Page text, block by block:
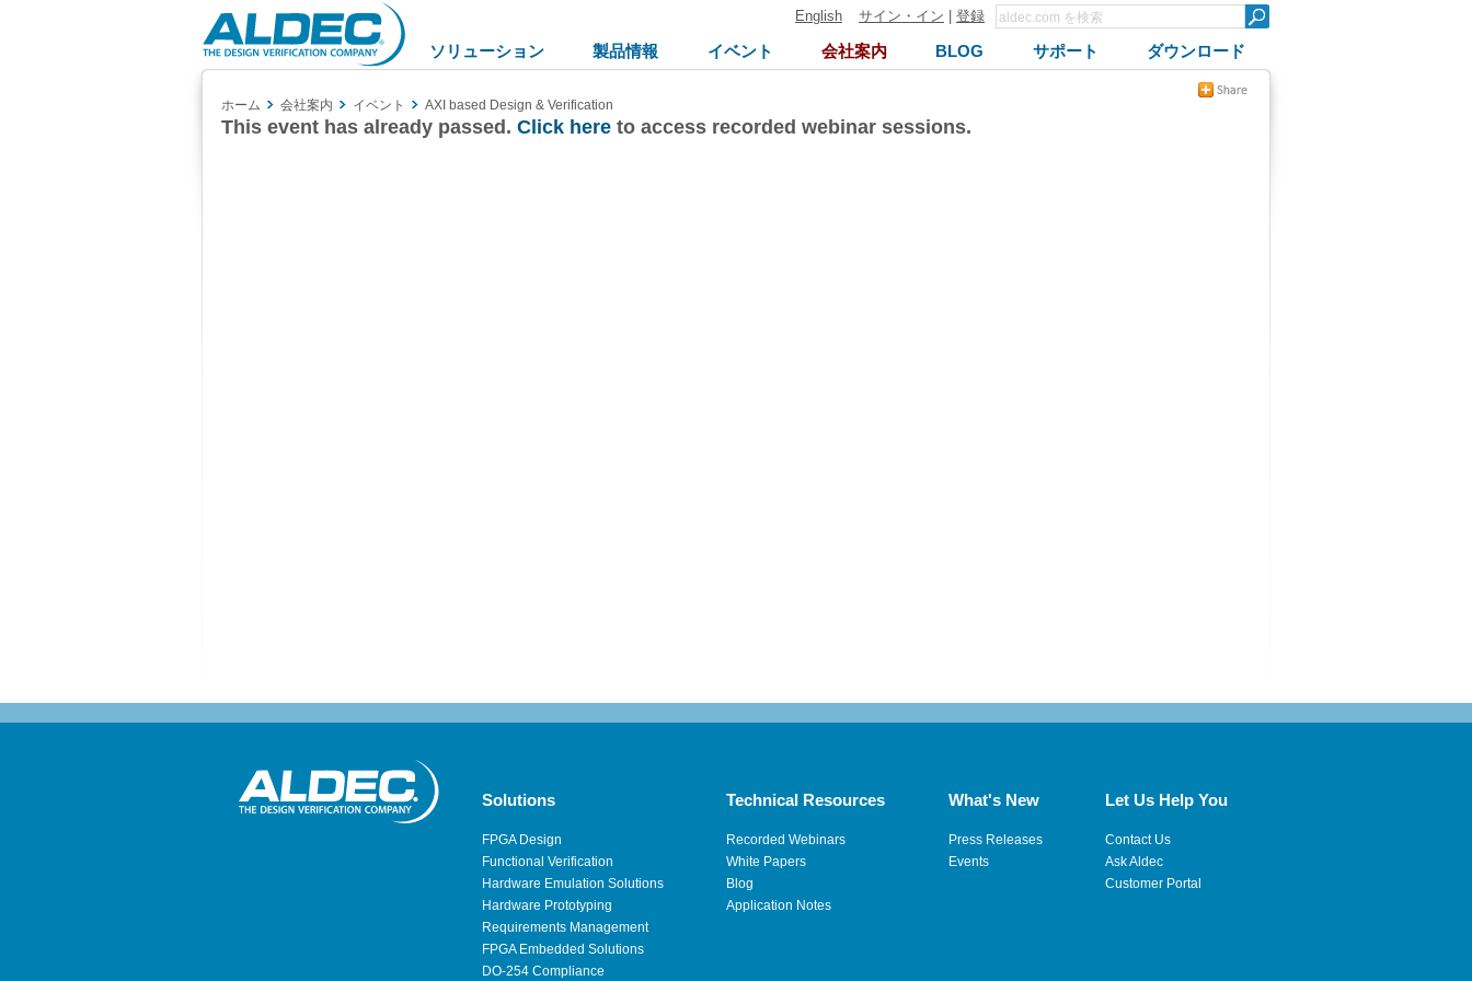
Aldec
Logo
English サイン・イン 登録
ソリューション 製品情報 イベント 会社案内 BLOG サポート ダウンロード
ホーム 会社案内 イベント AXI based Design & Verification
This event has already passed. Click here to access recorded webinar sessions.
Solutions
FPGA Design
Functional Verification
Hardware Emulation Solutions
Hardware Prototyping
Requirements Management
FPGA Embedded Solutions
DO-254 Compliance
Technical Resources
Recorded Webinars
White Papers
Blog
Application Notes
What's New
Press Releases
Events
Let Us Help You
Contact Us
Ask Aldec
Customer Portal